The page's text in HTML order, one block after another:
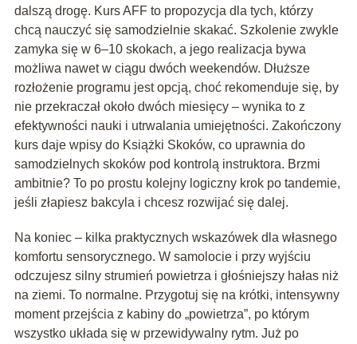
dalszą drogę. Kurs AFF to propozycja dla tych, którzy
chcą nauczyć się samodzielnie skakać. Szkolenie zwykle
zamyka się w 6–10 skokach, a jego realizacja bywa
możliwa nawet w ciągu dwóch weekendów. Dłuższe
rozłożenie programu jest opcją, choć rekomenduje się, by
nie przekraczał około dwóch miesięcy – wynika to z
efektywności nauki i utrwalania umiejętności. Zakończony
kurs daje wpisy do Książki Skoków, co uprawnia do
samodzielnych skoków pod kontrolą instruktora. Brzmi
ambitnie? To po prostu kolejny logiczny krok po tandemie,
jeśli złapiesz bakcyla i chcesz rozwijać się dalej.
Na koniec – kilka praktycznych wskazówek dla własnego
komfortu sensorycznego. W samolocie i przy wyjściu
odczujesz silny strumień powietrza i głośniejszy hałas niż
na ziemi. To normalne. Przygotuj się na krótki, intensywny
moment przejścia z kabiny do „powietrza”, po którym
wszystko układa się w przewidywalny rytm. Już po